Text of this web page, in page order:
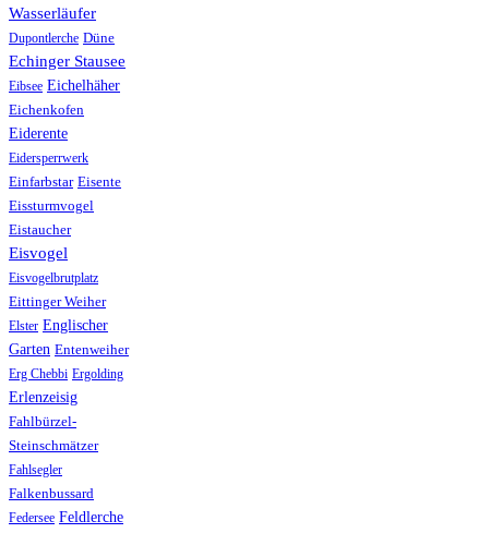
Wasserläufer
Dupontlerche Düne
Echinger Stausee
Eibsee Eichelhäher
Eichenkofen
Eiderente
Eidersperrwerk
Einfarbstar Eisente
Eissturmvogel
Eistaucher
Eisvogel
Eisvogelbrutplatz
Eittinger Weiher
Elster Englischer
Garten Entenweiher
Erg Chebbi Ergolding
Erlenzeisig
Fahlbürzel-
Steinschmätzer
Fahlsegler
Falkenbussard
Federsee Feldlerche